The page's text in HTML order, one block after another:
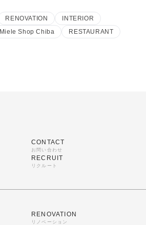
RENOVATION
INTERIOR
Miele Shop Chiba
RESTAURANT
CONTACT
お問い合わせ
RECRUIT
リクルート
RENOVATION
リノベーション